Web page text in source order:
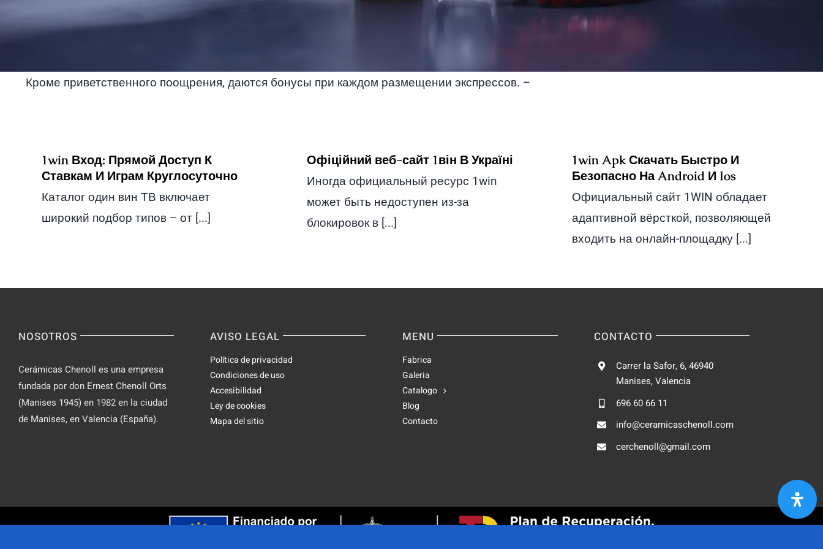
Кроме приветственного поощрения, даются бонусы при каждом размещении экспрессов. –
1win Вход: Прямой Доступ К
Ставкам И Играм Круглосуточно
Каталог один вин ͏ТВ включает
широк͏ий подбор типов – от [...]
Офіційний веб-сайт 1він В Україні
Иногда официальный ресурс 1win
может быть недоступен из-за
блокировок в [...]
1win Apk Скачать Быстро И
Безопасно На Android И Ios
Официальный сайт 1WIN обладает
адаптивной вёрсткой, позволяющей
входить на онлайн-площадку [...]
NOSOTROS
Cerámicas Chenoll es una empresa
fundada por don Ernest Chenoll Orts
(Manises 1945) en 1982 en la ciudad
de Manises, en Valencia (España).
AVISO LEGAL
Política de privacidad
Condiciones de uso
Accesibilidad
Ley de cookies
Mapa del sitio
MENU
Fabrica
Galeria
Catalogo
Blog
Contacto
CONTACTO
Carrer la Safor, 6, 46940
Manises, Valencia
696 60 66 11
info@ceramicaschenoll.com
cerchenoll@gmail.com